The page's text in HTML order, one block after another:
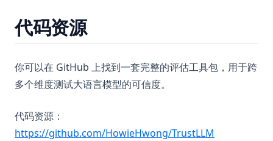
代码资源
你可以在 GitHub 上找到一套完整的评估工具包，用于跨
多个维度测试大语言模型的可信度。
代码资源：
https://github.com/HowieHwong/TrustLLM